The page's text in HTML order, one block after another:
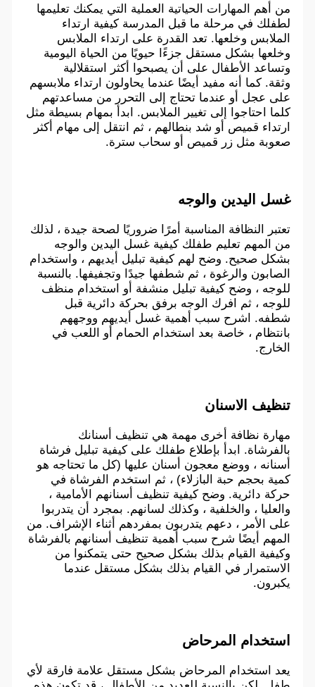
من أهم المهارات الحياتية العملية التي يمكنك تعليمها
لطفلك في مرحلة ما قبل المدرسة كيفية ارتداء
الملابس وخلعها. تعد القدرة على ارتداء الملابس
وخلعها بشكل مستقل جزءًا حيويًا من الحياة اليومية
وتساعد الأطفال على أن يصبحوا أكثر استقلالية
وثقة. كما أنه مفيد أيضًا عندما يحاولون ارتداء ملابسهم
على عجل أو عندما تحتاج إلى التحرر من مساعدتهم
كلما احتاجوا إلى تغيير الملابس. ابدأ بمهام بسيطة مثل
ارتداء قميص أو شد بنطالهم ، ثم انتقل إلى مهام أكثر
صعوبة مثل زر قميص أو سحاب سترة.
غسل اليدين والوجه
تعتبر النظافة المناسبة أمرًا ضروريًا لصحة جيدة ، لذلك
من المهم تعليم طفلك كيفية غسل اليدين والوجه
بشكل صحيح. وضح لهم كيفية تبليل أيديهم ، واستخدام
الصابون والرغوة ، ثم شطفها جيدًا وتجفيفها. بالنسبة
للوجه ، وضح كيفية تبليل منشفة أو استخدام منظف
للوجه ، ثم افرك الوجه برفق بحركة دائرية قبل
شطفه. اشرح سبب أهمية غسل أيديهم ووجههم
بانتظام ، خاصة بعد استخدام الحمام أو اللعب في
الخارج.
تنظيف الاسنان
مهارة نظافة أخرى مهمة هي تنظيف أسنانك
بالفرشاة. ابدأ بإطلاع طفلك على كيفية تبليل فرشاة
أسنانه ، ووضع معجون أسنان عليها (كل ما تحتاجه هو
كمية بحجم حبة البازلاء) ، ثم استخدم الفرشاة في
حركة دائرية. وضح كيفية تنظيف أسنانهم الأمامية ،
والعليا ، والخلفية ، وكذلك لسانهم. بمجرد أن يتدربوا
على الأمر ، دعهم يتدربون بمفردهم أثناء الإشراف. من
المهم أيضًا شرح سبب أهمية تنظيف أسنانهم بالفرشاة
وكيفية القيام بذلك بشكل صحيح حتى يتمكنوا من
الاستمرار في القيام بذلك بشكل مستقل عندما
يكبرون.
استخدام المرحاض
يعد استخدام المرحاض بشكل مستقل علامة فارقة لأي